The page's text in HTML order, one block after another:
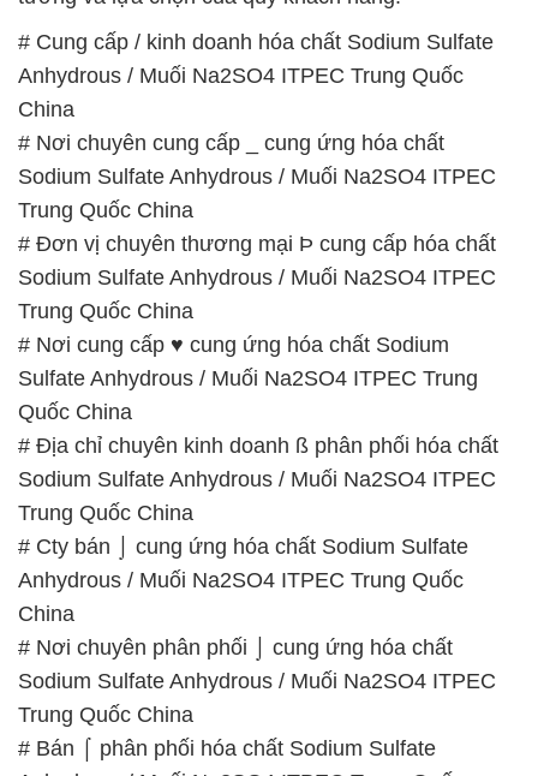
Trung Quốc China
# Nơi cung cấp ♥ cung ứng hóa chất Sodium
Sulfate Anhydrous / Muối Na2SO4 ITPEC Trung
Quốc China
# Địa chỉ chuyên kinh doanh ß phân phối hóa chất
Sodium Sulfate Anhydrous / Muối Na2SO4 ITPEC
Trung Quốc China
# Cty bán ⌡ cung ứng hóa chất Sodium Sulfate
Anhydrous / Muối Na2SO4 ITPEC Trung Quốc
China
# Nơi chuyên phân phối ⌡ cung ứng hóa chất
Sodium Sulfate Anhydrous / Muối Na2SO4 ITPEC
Trung Quốc China
# Bán ⌠ phân phối hóa chất Sodium Sulfate
Anhydrous / Muối Na2SO4 ITPEC Trung Quốc
China
# Công ty chuyên cung ứng φ phân phối hóa chất
Sodium Sulfate Anhydrous / Muối Na2SO4 ITPEC
Trung Quốc China
# Nơi cung ứng ≈ bán hóa chất Sodium Sulfate
Anhydrous / Muối Na2SO4 ITPEC Trung Quốc
China
# Phân phối │ cung cấp hóa chất Sodium Sulfate